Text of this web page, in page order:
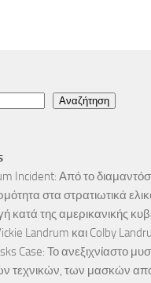
Αναζήτηση
Incident: Από το
στα στρατιωτικά
κατά της αμερικανικής
Landrum και Colby
Case: Το ανεξιχνίαστο
τεχνικών, των μασκών